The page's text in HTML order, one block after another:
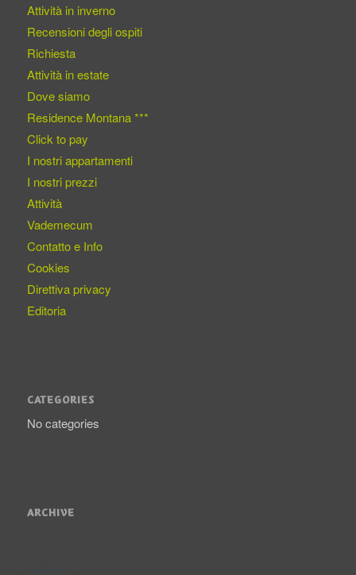
Attività in inverno
Recensioni degli ospiti
Richiesta
Attività in estate
Dove siamo
Residence Montana ***
Click to pay
I nostri appartamenti
I nostri prezzi
Attività
Vademecum
Contatto e Info
Cookies
Direttiva privacy
Editoria
CATEGORIES
No categories
ARCHIVE